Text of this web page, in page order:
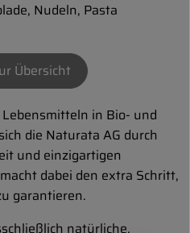
Nudeln, Pasta
Übersicht
in Bio- und
die Naturata AG durch
und einzigartigen
dabei den extra Schritt,
garantieren.
natürliche,